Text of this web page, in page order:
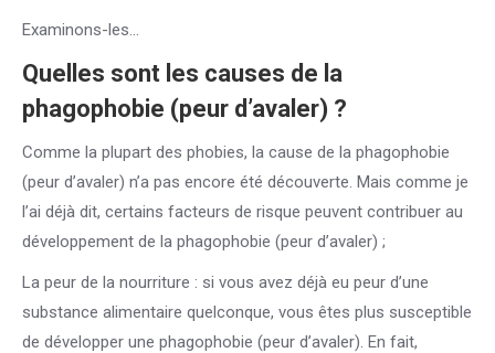
Examinons-les…
Quelles sont les causes de la
phagophobie (peur d’avaler) ?
Comme la plupart des phobies, la cause de la phagophobie
(peur d’avaler) n’a pas encore été découverte. Mais comme je
l’ai déjà dit, certains facteurs de risque peuvent contribuer au
développement de la phagophobie (peur d’avaler) ;
La peur de la nourriture : si vous avez déjà eu peur d’une
substance alimentaire quelconque, vous êtes plus susceptible
de développer une phagophobie (peur d’avaler). En fait,